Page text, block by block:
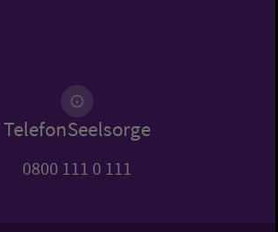
TelefonSeelsorge
0800 111 0 111